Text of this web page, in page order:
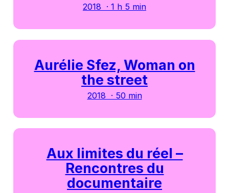
2018 · 1 h 5 min
Aurélie Sfez, Woman on
the street
2018 · 50 min
Aux limites du réel –
Rencontres du
documentaire